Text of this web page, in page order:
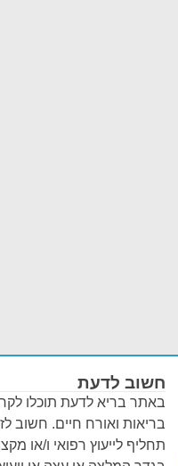
חשוב לדעת
באתר בריא לדעת תוכלו
בריאות ואורח חיים. חשוב
תחליף לייעוץ רפואי ו/או